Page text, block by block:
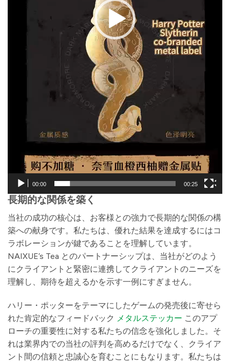
00:00 00:25
長期的な関係を築く
当社の成功の核心は、お客様との強力で長期的な関係の構
築への献身です。私たちは、優れた結果を達成するにはコ
ラボレーションが鍵であることを理解しています。
NAIXUE’s Tea とのパートナーシップは、当社がどのよう
にクライアントと緊密に連携してクライアントのニーズを
理解し、期待を超えるかを示す一例にすぎません。
ハリー・ポッターをテーマにしたゲームの発売後に寄せら
れた肯定的なフィードバック メタルステッカー このアプ
ローチの重要性に対する私たちの信念を強化しました。そ
れは業界内での当社の評判を高めるだけでなく、クライア
ント間の信頼と忠誠心を育むことにもなります。私たちは